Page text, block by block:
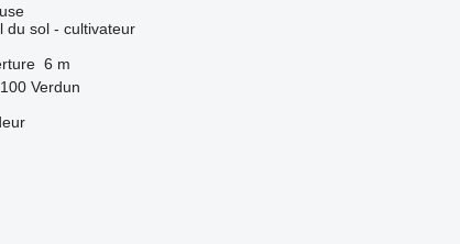
du sol - cultivateur
6 m
Verdun